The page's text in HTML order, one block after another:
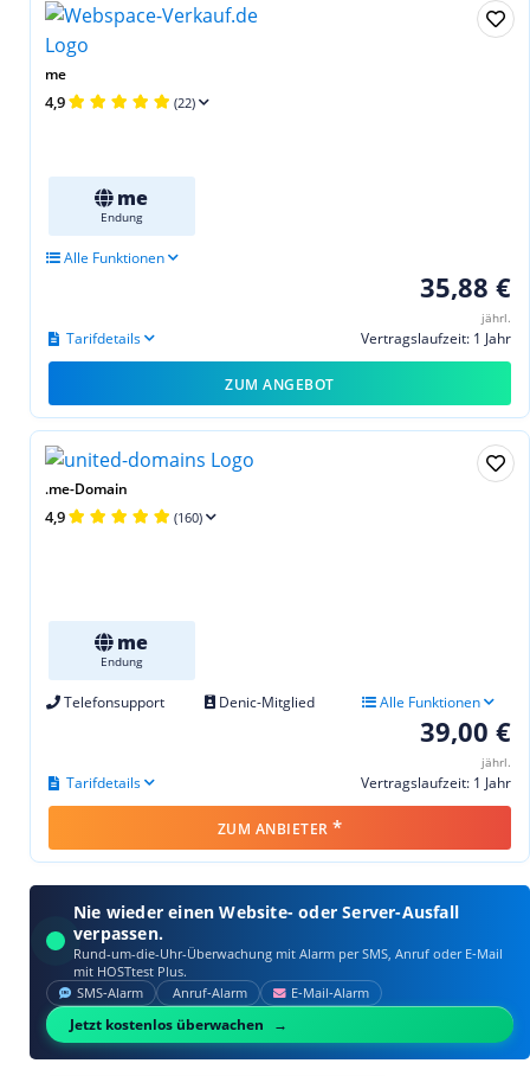
me
4,9 (22)
me
Endung
Alle Funktionen
35,88 €
jährl.
Vertragslaufzeit: 1 Jahr
Tarifdetails
ZUM ANGEBOT
.me-Domain
4,9 (160)
me
Endung
Telefonsupport Denic-Mitglied Alle Funktionen
39,00 €
jährl.
Vertragslaufzeit: 1 Jahr
Tarifdetails
ZUM ANBIETER *
Nie wieder einen Website- oder Server-Ausfall
verpassen.
Rund-um-die-Uhr-Überwachung mit Alarm per SMS, Anruf oder E‑Mail
mit HOSTtest Plus.
SMS‑Alarm Anruf‑Alarm E‑Mail‑Alarm
Jetzt kostenlos überwachen